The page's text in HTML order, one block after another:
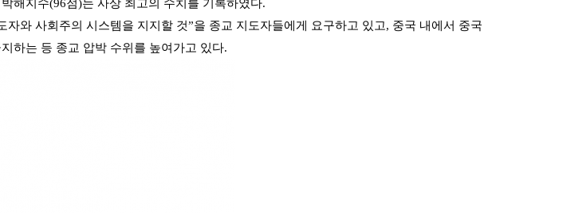
해지수(96점)는 사상 최고의 수치를 기록하였다.
와 사회주의 시스템을 지지할 것”을 종교 지도자들에게 요구하고 있고, 중국 내에서 중국
하는 등 종교 압박 수위를 높여가고 있다.